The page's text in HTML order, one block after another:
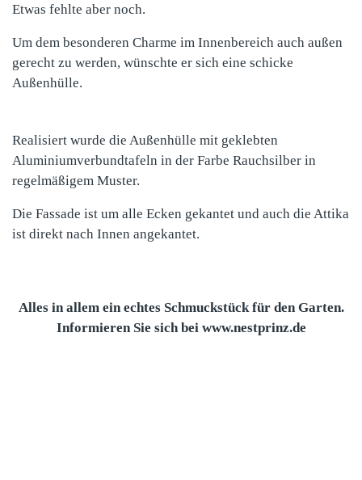
Etwas fehlte aber noch.
Um dem besonderen Charme im Innenbereich auch außen
gerecht zu werden, wünschte er sich eine schicke
Außenhülle.
Realisiert wurde die Außenhülle mit geklebten
Aluminiumverbundtafeln in der Farbe Rauchsilber in
regelmäßigem Muster.
Die Fassade ist um alle Ecken gekantet und auch die Attika
ist direkt nach Innen angekantet.
Alles in allem ein echtes Schmuckstück für den Garten.
Informieren Sie sich bei www.nestprinz.de